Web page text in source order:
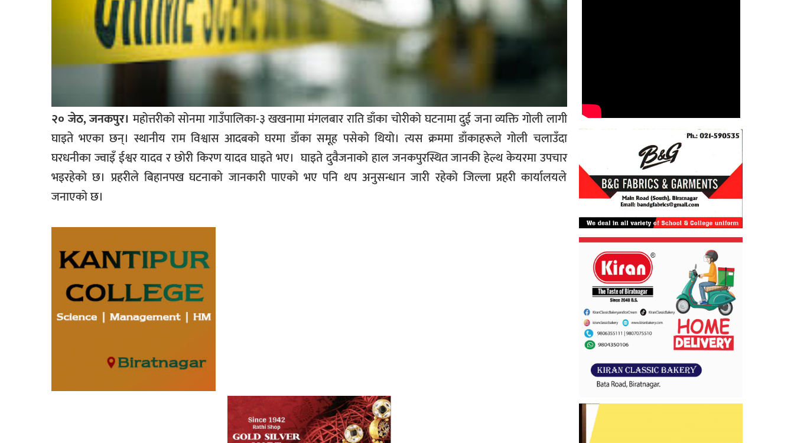
२० जेठ, जनकपुर। महोत्तरीको सोनमा गाउँपालिका-३ खखनामा मंगलबार राति डाँका चोरीको घटनामा दुई जना व्यक्ति गोली लागी
घाइते भएका छन्। स्थानीय राम विश्वास आदबको घरमा डाँका समूह पसेको थियो। त्यस क्रममा डाँकाहरूले गोली चलाउँदा
घरधनीका ज्वाइँ ईश्वर यादव र छोरी किरण यादव घाइते भए। घाइते दुवैजनाको हाल जनकपुरस्थित जानकी हेल्थ केयरमा उपचार
भइरहेको छ। प्रहरीले बिहानपख घटनाको जानकारी पाएको भए पनि थप अनुसन्धान जारी रहेको जिल्ला प्रहरी कार्यालयले
जनाएको छ।